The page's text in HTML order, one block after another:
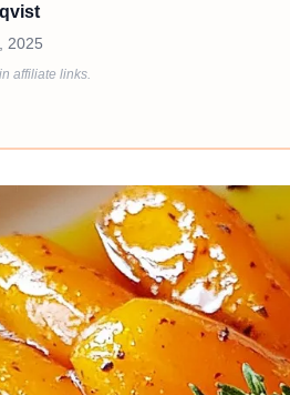
2025
affiliate links.